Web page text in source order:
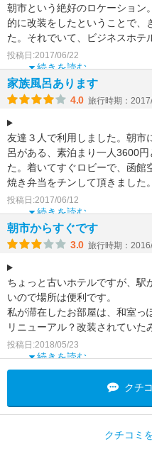
朝市という絶好のロケーション
的に改装をしたということで、
た。それでいて、ビジネスホテ
うコスパの良さに大
続きを読む
投稿日:2017/06/22
家族風呂あります
4.0 旅行時期：
友達３人で利用しました。朝市
呂がある、素泊まり一人3600
た。着いてすぐロビーで、函館
焼き弁当をチンして頂きました
言うことで家
続きを読む
投稿日:2017/06/12
朝市からすぐです
3.0 旅行時期：
ちょっと古いホテルですが、駅
いので場所は便利です。
私が滞在したお部屋は、和室っ
リニューアル？改装されていた
く泊まる事が出来ました。
ロビーは続きを読む
投稿日:2018/05/23
クチ
クチコミ